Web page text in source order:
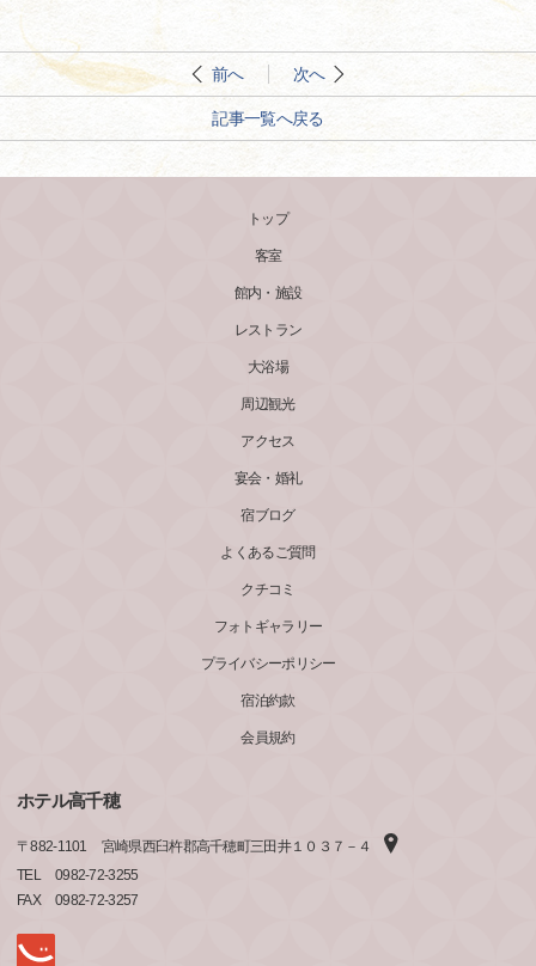
前へ 次へ
記事一覧へ戻る
トップ
客室
館内・施設
レストラン
大浴場
周辺観光
アクセス
宴会・婚礼
宿ブログ
よくあるご質問
クチコミ
フォトギャラリー
プライバシーポリシー
宿泊約款
会員規約
ホテル高千穂
〒882-1101
宮崎県西臼杵郡高千穂町三田井１０３７－４
TEL
0982-72-3255
FAX
0982-72-3257